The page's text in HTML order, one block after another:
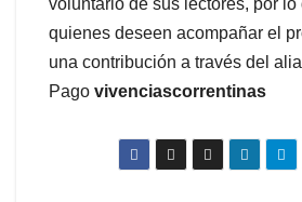
quienes deseen acompañar el
una contribución a través del
Pago vivenciascorrentinas